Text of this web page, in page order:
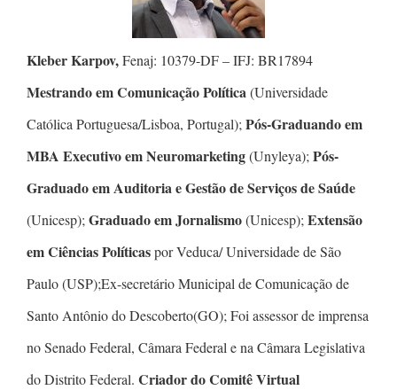
Kleber Karpov,Fenaj: 10379-DF – IFJ: BR17894
Mestrando em Comunicação Política(Universidade
Católica Portuguesa/Lisboa, Portugal); Pós-Graduando em
MBA Executivo em Neuromarketing(Unyleya); Pós-
Graduado em Auditoria e Gestão de Serviços de Saúde
(Unicesp); Graduado em Jornalismo(Unicesp); Extensão
em Ciências Políticaspor Veduca/ Universidade de São
Paulo (USP);Ex-secretário Municipal de Comunicação de
Santo Antônio do Descoberto(GO); Foi assessor de imprensa
no Senado Federal, Câmara Federal e na Câmara Legislativa
do Distrito Federal. Criador do Comitê Virtual